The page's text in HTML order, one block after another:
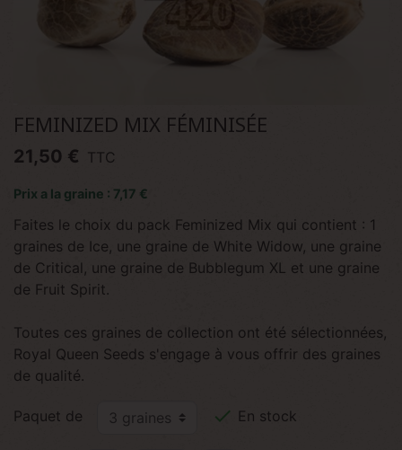
FEMINIZED MIX FÉMINISÉE
21,50 € TTC
Prix a la graine : 7,17 €
Faites le choix du pack Feminized Mix qui contient : 1
graines de Ice, une graine de White Widow, une graine
de Critical, une graine de Bubblegum XL et une graine
de Fruit Spirit.
Toutes ces graines de collection ont été sélectionnées,
Royal Queen Seeds s'engage à vous offrir des graines
de qualité.
Paquet de  En stock